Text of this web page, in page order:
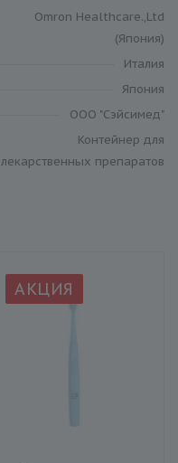
Omron Healthcare.,Ltd
(Япония)
Италия
Япония
ООО "Сэйсимед"
Контейнер для
лекарственных препаратов
АКЦИЯ